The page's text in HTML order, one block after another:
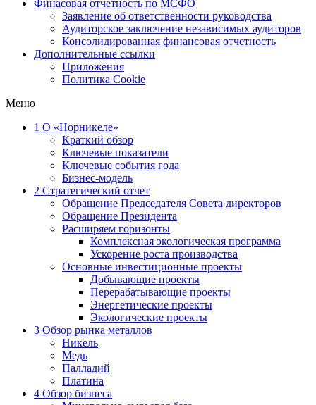
Финасовая отчетность по МСФО
Заявление об ответственности руководства
Аудиторское заключение независимых аудиторов
Консолидированная финансовая отчетность
Дополнительные ссылки
Приложения
Политика Cookie
Меню
1 О «Норникеле»
Краткий обзор
Ключевые показатели
Ключевые события года
Бизнес-модель
2 Стратегический отчет
Обращение Председателя Совета директоров
Обращение Президента
Расширяем горизонты
Комплексная экологическая программа
Ускорение роста производства
Основные инвестиционные проекты
Добывающие проекты
Перерабатывающие проекты
Энергетические проекты
Экологические проекты
3 Обзор рынка металлов
Никель
Медь
Палладий
Платина
4 Обзор бизнеса